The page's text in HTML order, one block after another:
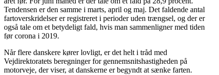
Tendensen er den samme i marts, april og maj. Det faldende antal
fartoverskridelser er registreret i perioder uden trængsel, og der er
også tale om et betydeligt fald, hvis man sammenligner med tiden
før corona i 2019.
Når flere danskere kører lovligt, er det helt i tråd med
Vejdirektoratets beregninger for gennemsnitshastigheden på
motorveje, der viser, at danskerne er begyndt at sænke farten.